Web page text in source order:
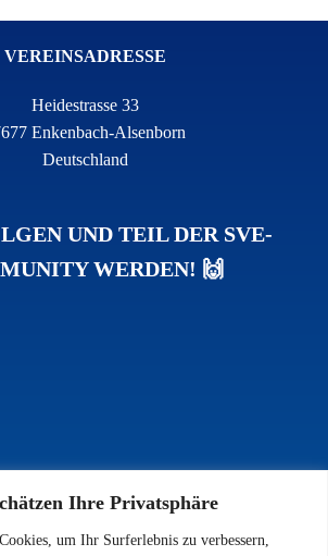
Ihre Privatsphäre
um Ihr Surferlebnis zu verbessern,
VEREINSADRESSE
Heidestrasse 33
Enkenbach-Alsenborn
Deutschland
UND TEIL DER SVE-
WERDEN! 🙌
INFOS